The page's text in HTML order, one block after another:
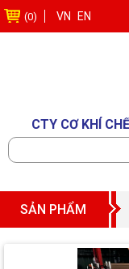
(0) VN EN
CTY CƠ KHÍ
SẢN PHẨM